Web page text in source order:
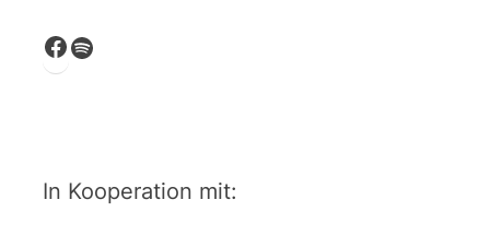
Facebook
Spotify
In Kooperation mit: